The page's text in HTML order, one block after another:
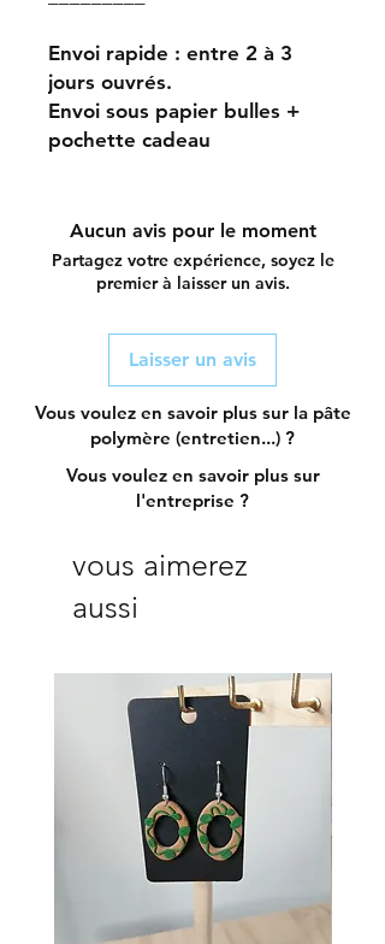
Envoi rapide : entre 2 à 3
jours ouvrés.
Envoi sous papier bulles +
pochette cadeau
Aucun avis pour le moment
Partagez votre expérience, soyez le
premier à laisser un avis.
Laisser un avis
Vous voulez en savoir plus sur la pâte
polymère (entretien...) ?
Vous voulez en savoir plus sur
l'entreprise ?
vous aimerez
aussi